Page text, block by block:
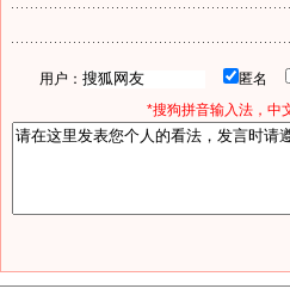
用户： 匿名
*搜狗拼音输入法，中